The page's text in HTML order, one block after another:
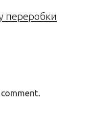
переробки